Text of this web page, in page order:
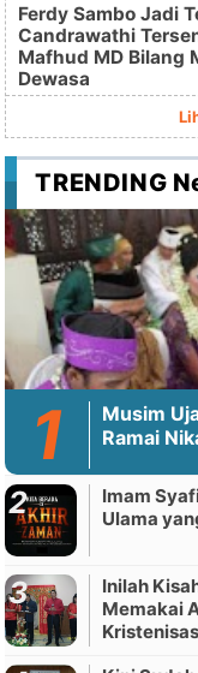
Ferdy Sambo Jadi
Candrawathi
Mafhud MD Bilang
Dewasa
TRENDING
Musim
Ramai
Imam
Ulama
Inilah
Memakai